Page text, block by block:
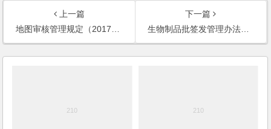
上一篇
地图审核管理规定（2017修订）
下一篇
生物制品批签发管理办法（2017）